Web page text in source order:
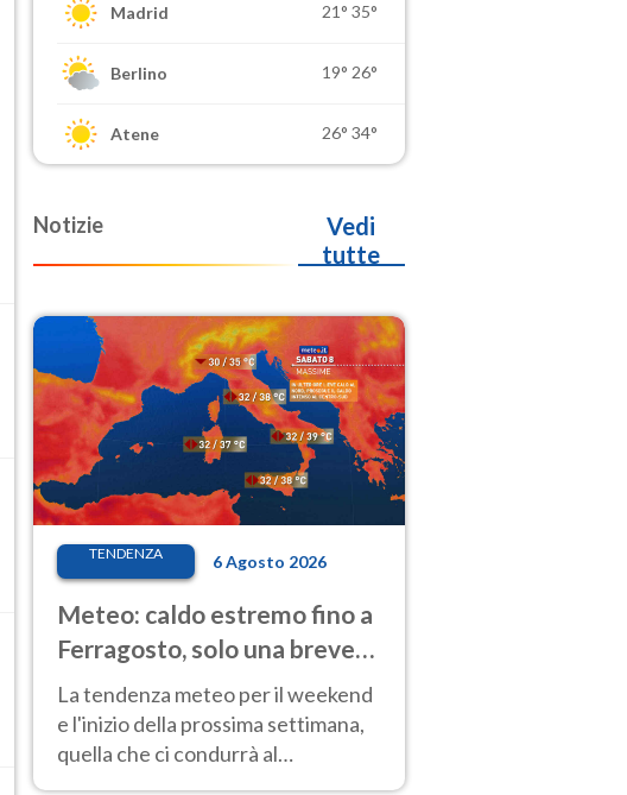
Madrid 21° 35°
Berlino 19° 26°
Atene 26° 34°
Notizie
Vedi
tutte
TENDENZA 6 Agosto 2026
Meteo: caldo estremo fino a
Ferragosto, solo una breve
pausa. Ecco dove
La tendenza meteo per il weekend
e l'inizio della prossima settimana,
quella che ci condurrà al